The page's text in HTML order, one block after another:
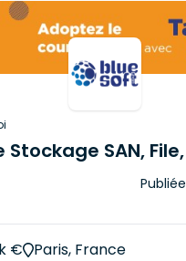
communication avec les
et propositions
- Gestion des
technique : - Tous
TSM (Spectrum
Networker, Veeam,
VTL, Stockage S3 - OS
- Virtualisation
Stockage SAN,
€
Paris, France